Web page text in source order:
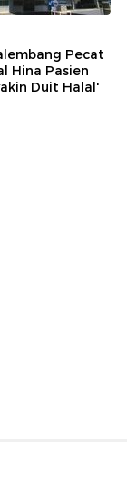
Pecat
Hina Pasien
Duit Halal'